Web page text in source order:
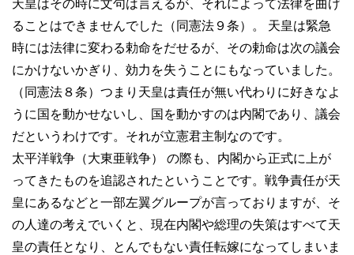
天皇はその時に文句は言えるが、それによって法律を曲げ
ることはできませんでした（同憲法９条）。 天皇は緊急
時には法律に変わる勅命をだせるが、その勅命は次の議会
にかけないかぎり、効力を失うことにもなっていました。
（同憲法８条）つまり天皇は責任が無い代わりに好きなよ
うに国を動かせないし、国を動かすのは内閣であり、議会
だというわけです。それが立憲君主制なのです。
太平洋戦争（大東亜戦争） の際も、内閣から正式に上が
ってきたものを追認されたということです。戦争責任が天
皇にあるなどと一部左翼グループが言っておりますが、そ
の人達の考えでいくと、現在内閣や総理の失策はすべて天
皇の責任となり、とんでもない責任転嫁になってしまいま